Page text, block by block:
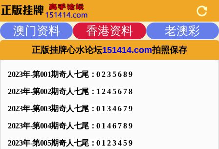
澳门资料 香港资料 老澳彩
正版挂牌心水论坛151414.com拍照保存
2023年-第001期奇人七尾：0 2 3 5 6 8 9
2023年-第002期奇人七尾：1 2 4 5 6 7 8
2023年-第003期奇人七尾：0 1 3 4 6 7 9
2023年-第004期奇人七尾：0 1 4 6 7 8 9
2023年-第005期奇人七尾：0 1 2 3 4 5 9